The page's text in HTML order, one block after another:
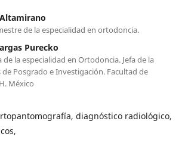
de la especialidad en ortodoncia.
Purecko
la especialidad en Ortodoncia. Jefa de la
Posgrado e Investigación. Facultad de
México
diagnóstico radiológico,